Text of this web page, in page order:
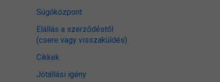
Súgóközpont
Elállás a szerződéstől
(csere vagy visszaküldés)
Cikkek
Jótállási igény